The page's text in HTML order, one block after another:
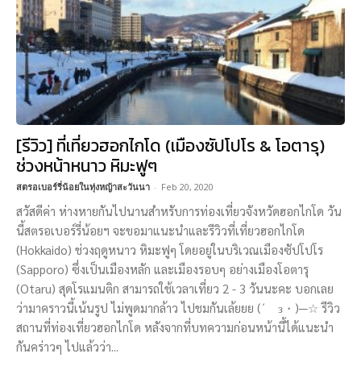
[รีวิว] ที่เที่ยวฮอกไกโด (เมืองซัปโปโร & โอตารุ)
ช่วงหน้าหนาว หิมะฟูๆ
สตรอเบอร์รี่น้อยในทุ่งหญ้าสะวันนา - Feb 20, 2020
สวัสดีค่า ห่างหายกันไปนานสำหรับการท่องเที่ยวจังหวัดฮอกไกโด วัน
นี้สตรอเบอร์รี่น้อยฯ จะขอมาแนะนำและรีวิวที่เที่ยวฮอกไกโด
(Hokkaido) ช่วงฤดูหนาว หิมะฟูๆ โดยอยู่ในบริเวณเมืองซัปโปโร
(Sapporo) ซึ่งเป็นเมืองหลัก และเมืองรอบๆ อย่างเมืองโอตารุ
(Otaru) สุดโรแมนติก สามารถใช้เวลาเที่ยว 2 - 3 วันนะคะ บอกเลย
ว่ามาคราวนี้เน้นรูป ไม่พูดมากล้าว ไปชมกันเล้ยยย (´ゝз・)─☆ รีวิว
สถานที่ท่องเที่ยวฮอกไกโด หลังจากที่บทความก่อนหน้านี้ได้แนะนำ
กันคร่าวๆ ไปแล้วว่า...